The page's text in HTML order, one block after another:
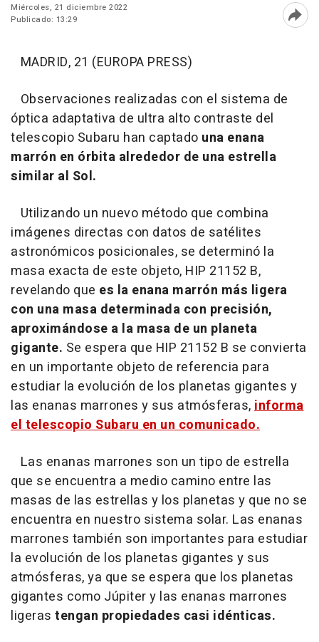
Miércoles, 21 diciembre 2022
Publicado: 13:29
MADRID, 21 (EUROPA PRESS)
Observaciones realizadas con el sistema de
óptica adaptativa de ultra alto contraste del
telescopio Subaru han captado una enana
marrón en órbita alrededor de una estrella
similar al Sol.
Utilizando un nuevo método que combina
imágenes directas con datos de satélites
astronómicos posicionales, se determinó la
masa exacta de este objeto, HIP 21152 B,
revelando que es la enana marrón más ligera
con una masa determinada con precisión,
aproximándose a la masa de un planeta
gigante. Se espera que HIP 21152 B se convierta
en un importante objeto de referencia para
estudiar la evolución de los planetas gigantes y
las enanas marrones y sus atmósferas,informa
el telescopio Subaru en un comunicado.
Las enanas marrones son un tipo de estrella
que se encuentra a medio camino entre las
masas de las estrellas y los planetas y que no se
encuentra en nuestro sistema solar. Las enanas
marrones también son importantes para estudiar
la evolución de los planetas gigantes y sus
atmósferas, ya que se espera que los planetas
gigantes como Júpiter y las enanas marrones
ligeras tengan propiedades casi idénticas.